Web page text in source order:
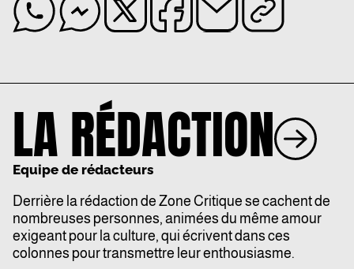
LA RÉDACTION
Equipe de rédacteurs
Derrière la rédaction de Zone Critique se cachent de
nombreuses personnes, animées du même amour
exigeant pour la culture, qui écrivent dans ces
colonnes pour transmettre leur enthousiasme.